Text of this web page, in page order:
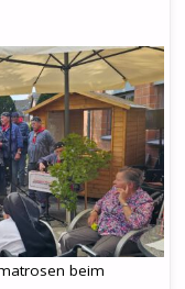
beim